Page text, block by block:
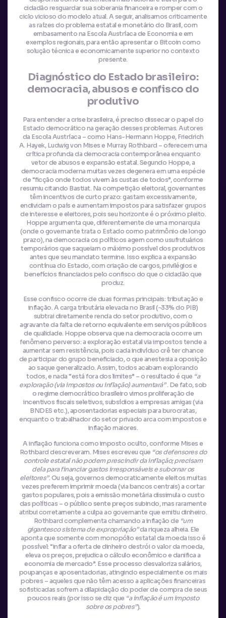
cidadão resguardar sua soberania financeira e romper com o
ciclo vicioso do modelo atual. A seguir, analisamos criticamente
as raízes do problema estatal e monetário do Brasil, com
embasamento na Escola Austríaca de Economia e em
exemplos regionais, para então apresentar o Bitcoin como
solução técnica e economicamente superior no contexto
presente.
Diagnóstico do Estado brasileiro:
democracia, abusos e confisco do
produtivo
Para entender a crise brasileira, é preciso dissecar o papel do
Estado democrático na geração desses problemas. Autores
da Escola Austríaca – como Hans-Hermann Hoppe, Friedrich
A. Hayek, Ludwig von Mises e Murray Rothbard – oferecem uma
crítica profunda da democracia contemporânea enquanto
vetor de abusos e expansão estatal. Segundo Hoppe, a
democracia moderna muitas vezes degenera em uma espécie
de “ficção onde todos vivem às custas de todos”, conforme
resumiu citando Bastiat. Na competição eleitoral, governantes
têm incentivos de curto prazo: gastam excessivamente,
endividam o país e aumentam impostos para satisfazer grupos
de interesse e eleitores, pois seu horizonte é o próximo pleito.
Hoppe argumenta que, diferentemente de uma monarquia
(onde o governante trata o Estado como patrimônio de longo
prazo), na democracia os políticos agem como usufrutuários
temporários que saqueiam o máximo possível dos produtivos
antes que seu mandato termine. Isso explica a expansão
contínua do Estado, com criação de cargos, privilégios e
benefícios financiados pelo confisco do que o cidadão que
produz.
Esse confisco ocorre de duas formas principais: tributação e
inflação. A carga tributária elevada no Brasil (~33% do PIB)
subtrai diretamente renda do setor produtivo, com o
agravante da falta de retorno equivalente em serviços públicos
de qualidade. Hoppe observa que na democracia ocorre um
fenômeno perverso: a exploração estatal via impostos tende a
aumentar sem resistência, pois cada indivíduo crê ter chance
de participar do grupo beneficiado, o que anestesia a oposição
ao saque generalizado. Assim, todos acabam explorando
todos, e nada “está fora dos limites” – o resultado é que “a
exploração (via impostos ou inflação) aumentará”. De fato, sob
o regime democrático brasileiro vimos proliferação de
incentivos fiscais seletivos, subsídios a empresas amigas (via
BNDES etc.), aposentadorias especiais para burocratas,
enquanto o trabalhador do setor privado arca com impostos e
inflação maiores.
A inflação funciona como imposto oculto, conforme Mises e
Rothbard descreveram. Mises escreveu que “os defensores do
controle estatal não podem prescindir da inflação; precisam
dela para financiar gastos irresponsáveis e subornar os
eleitores”. Ou seja, governos democraticamente eleitos muitas
vezes preferem imprimir moeda (via bancos centrais) a cortar
gastos populares, pois a emissão monetária dissimula o custo
das políticas – o público sente preços subindo, mas raramente
atribui corretamente a culpa ao governante que emitiu dinheiro.
Rothbard complementa chamando a inflação de “um
gigantesco sistema de expropriação”da riqueza alheia. Ele
aponta que somente com monopólio estatal da moeda isso é
possível: “inflar a oferta de dinheiro destrói o valor da moeda,
eleva os preços, prejudica o cálculo econômico e danifica a
economia de mercado”. Esse processo desvaloriza salários,
poupanças e aposentadorias, atingindo especialmente os mais
pobres – aqueles que não têm acesso a aplicações financeiras
sofisticadas sofrem a dilapidação do poder de compra de seus
poucos reais (por isso se diz que “a inflação é um imposto
sobre os pobres”).